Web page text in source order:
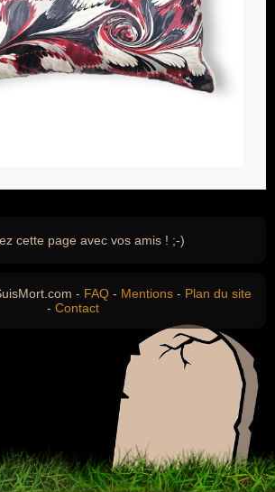
cette page avec vos amis ! ;-)
- FAQ - Mentions - Plan du site
- Contact